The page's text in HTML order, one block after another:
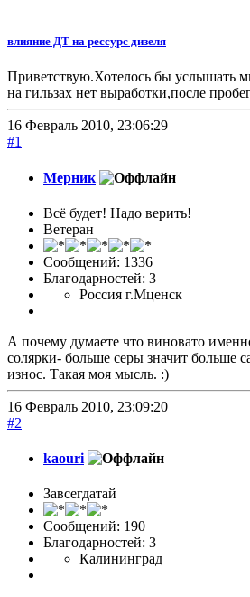
влияние ДТ на рессурс дизеля
Приветствую.Хотелось бы услышать
на гильзах нет выработки,после
16 Февраль 2010, 23:06:29
#1
Мерник
Всё будет! Надо верить!
Ветеран
Сообщений: 1336
Благодарностей: 3
Россия г.Мценск
А почему думаете что виновато
солярки- больше серы значит больше
износ. Такая моя мысль. :)
16 Февраль 2010, 23:09:20
#2
kaouri
Завсегдатай
Сообщений: 190
Благодарностей: 3
Калининград